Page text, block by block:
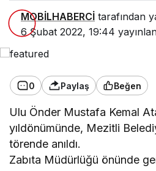
MOBİLHABERCİ tarafından
6 Şubat 2022, 19:44
0 Paylaş Beğen
Ulu Önder Mustafa Kemal
yıldönümünde, Mezitli
törende anıldı.
Zabıta Müdürlüğü önünde